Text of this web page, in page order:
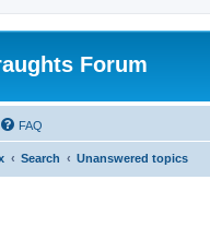
Forum
FAQ
Search Unanswered topics